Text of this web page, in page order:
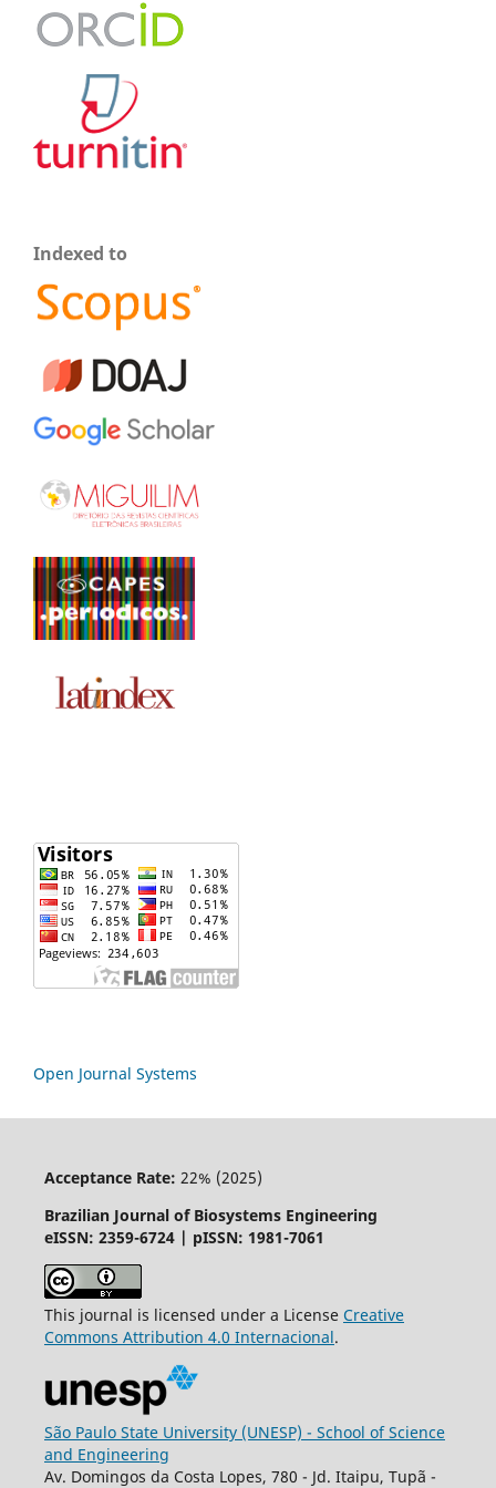
Indexed to
Open Journal Systems
Acceptance Rate: 22% (2025)
Brazilian Journal of Biosystems Engineering
eISSN: 2359-6724 | pISSN: 1981-7061
This journal is licensed under a License Creative
Commons Attribution 4.0 Internacional.
São Paulo State University (UNESP) - School of Science
and Engineering
Av. Domingos da Costa Lopes, 780 - Jd. Itaipu, Tupã -